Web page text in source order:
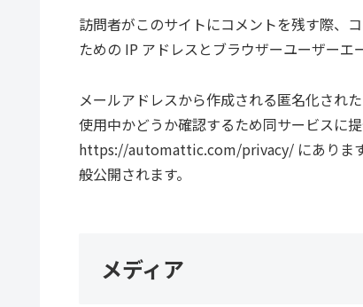
訪問者がこのサイトにコメントを残す際、
ための IP アドレスとブラウザーユーザーエ
メールアドレスから作成される匿名化され
使用中かどうか確認するため同サービスに
https://automattic.com/privacy/ にありま
般公開されます。
メディア